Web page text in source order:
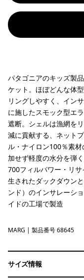
パタゴニアのキッズ製
ケット。ほぼどんな体
リングしやすく、イン
に施したスモック型エ
遮断。シェルは漁網を
減に貢献する、ネット
ル・ナイロン100％素
加せず軽度の水分を弾
700フィルパワー・リ
生されたダックダウン
ンド）のインサレーシ
イドの工場で製造
Marigold
MARG | 製品番号 68645
サイズ情報